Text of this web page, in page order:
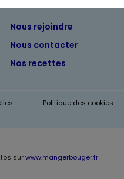
Nous rejoindre
Nous contacter
Nos recettes
Politique des cookies
surwww.mangerbouger.fr